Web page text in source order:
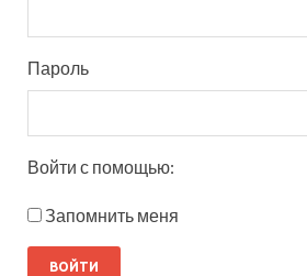
Пароль
Войти с помощью:
Запомнить меня